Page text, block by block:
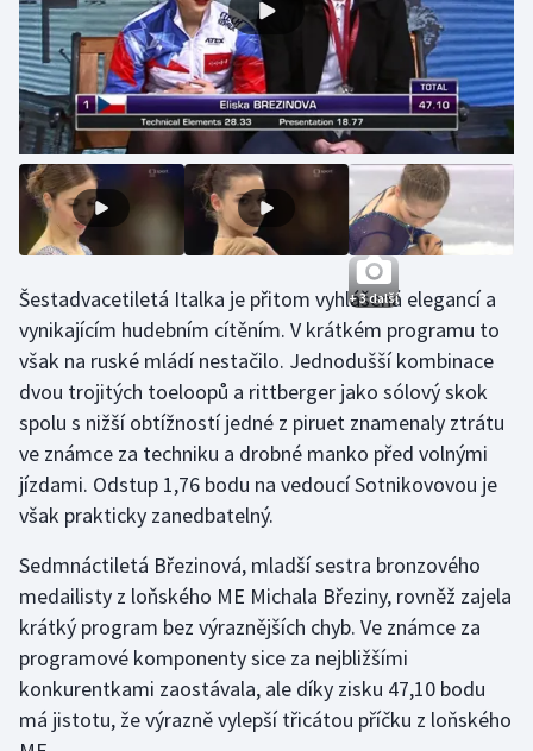
Rychlobruslení
Rychlostní kanoistika
Short track
Sportovní střelba
Stolní tenis
Triatlon
Veslování
Vodní slalom
Volejbal
Ostatní
+ 3 další
Šestadvacetiletá Italka je přitom vyhlášená elegancí a
vynikajícím hudebním cítěním. V krátkém programu to
však na ruské mládí nestačilo. Jednodušší kombinace
dvou trojitých toeloopů a rittberger jako sólový skok
spolu s nižší obtížností jedné z piruet znamenaly ztrátu
ve známce za techniku a drobné manko před volnými
jízdami. Odstup 1,76 bodu na vedoucí Sotnikovovou je
však prakticky zanedbatelný.
Sedmnáctiletá Březinová, mladší sestra bronzového
medailisty z loňského ME Michala Březiny, rovněž zajela
krátký program bez výraznějších chyb. Ve známce za
programové komponenty sice za nejbližšími
konkurentkami zaostávala, ale díky zisku 47,10 bodu
má jistotu, že výrazně vylepší třicátou příčku z loňského